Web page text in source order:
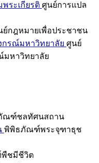
ระเกียรติ ศูนย์การแปล
ย์กฎหมายเพื่อประชาชน
กรณ์มหาวิทยาลัย ศูนย์
มหาวิทยาลัย
ณฑ์ชลทัศนสถาน
พิพิธภัณฑ์พระจุฑาธุช
ชมีชีวิต